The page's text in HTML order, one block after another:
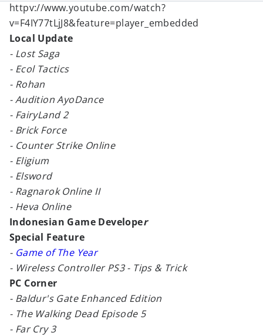
httpv://www.youtube.com/watch?
v=F4IY77tLjJ8&feature=player_embedded
Local Update
- Lost Saga
- Ecol Tactics
- Rohan
- Audition AyoDance
- FairyLand 2
- Brick Force
- Counter Strike Online
- Eligium
- Elsword
- Ragnarok Online II
- Heva Online
Indonesian Game Developer
Special Feature
- Game of The Year
- Wireless Controller PS3- Tips & Trick
PC Corner
- Baldur's Gate Enhanced Edition
- The Walking Dead Episode 5
- Far Cry 3